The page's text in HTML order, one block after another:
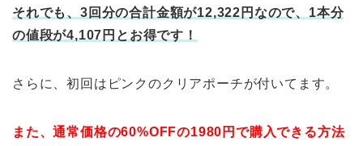
それでも、3回分の合計金額が12,322円なので、1本分
の値段が4,107円とお得です！
さらに、初回はピンクのクリアポーチが付いてます。
また、通常価格の60%OFFの1980円で購入できる方法